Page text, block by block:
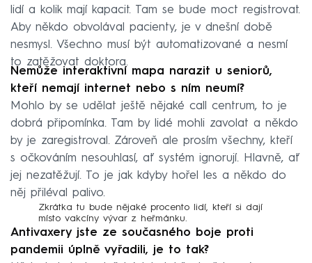
lidí a kolik mají kapacit. Tam se bude moct registrovat.
Aby někdo obvolával pacienty, je v dnešní době
nesmysl. Všechno musí být automatizované a nesmí
to zatěžovat doktora.
Nemůže interaktivní mapa narazit u seniorů,
kteří nemají internet nebo s ním neumí?
Mohlo by se udělat ještě nějaké call centrum, to je
dobrá připomínka. Tam by lidé mohli zavolat a někdo
by je zaregistroval. Zároveň ale prosím všechny, kteří
s očkováním nesouhlasí, ať systém ignorují. Hlavně, ať
jej nezatěžují. To je jak kdyby hořel les a někdo do
něj přiléval palivo.
Zkrátka tu bude nějaké procento lidí, kteří si dají
místo vakcíny vývar z heřmánku.
Antivaxery jste ze současného boje proti
pandemii úplně vyřadili, je to tak?